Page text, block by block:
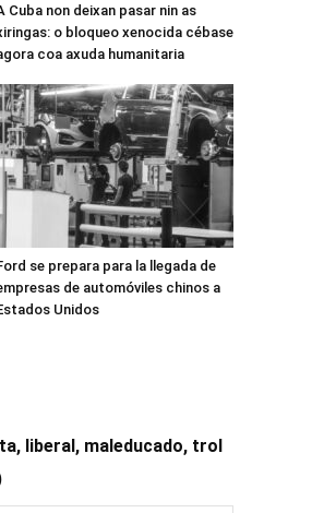
Cuba non deixan pasar nin as
o bloqueo xenocida cébase
coa axuda humanitaria
se prepara para la llegada de
de automóviles chinos a
Unidos
liberal, maleducado, trol